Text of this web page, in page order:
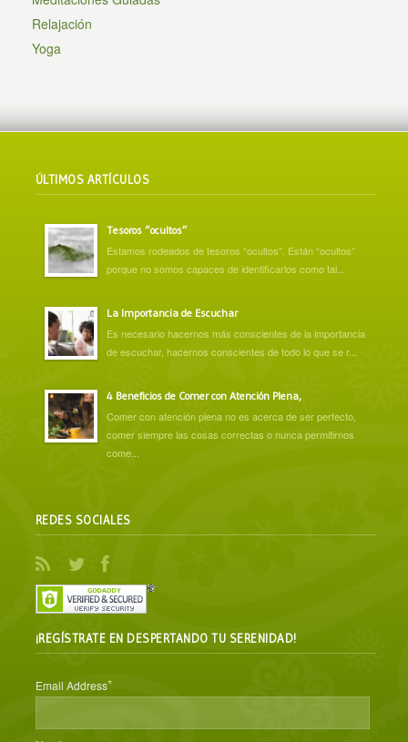
Relajación
Yoga
ÚLTIMOS ARTÍCULOS
Tesoros “ocultos”
Estamos rodeados de tesoros “ocultos”. Están “ocultos”
porque no somos capaces de identificarlos como tal...
La Importancia de Escuchar
Es necesario hacernos más conscientes de la importancia
de escuchar, hacernos conscientes de todo lo que se r...
4 Beneficios de Comer con Atención Plena,
Comer con atención plena no es acerca de ser perfecto,
comer siempre las cosas correctas o nunca permitirnos
come...
REDES SOCIALES
¡REGÍSTRATE EN DESPERTANDO TU SERENIDAD!
Email Address*